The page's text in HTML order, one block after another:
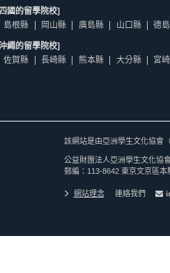
國的留學院校]
島根縣 岡山縣 廣島縣 山口縣 德
繩的留學院校]
佐賀縣 長崎縣 熊本縣 大分縣 宮
該網站是由亞洲學生文化協會
公益財團法人亞洲學生文化協
郵編：113-8642 東京文京區本
網站理念 連絡我們